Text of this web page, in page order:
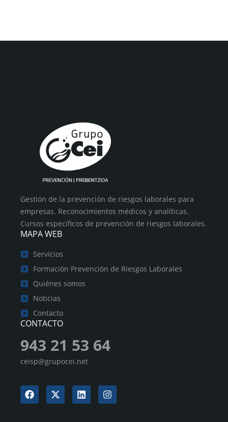
Gestión de la prevención de riesgos laborales para
empresas. Reconocimientos médicos y analíticas.
Cursos específicos de prevención de riesgos laborales.
MAPA WEB
Servicios
Formación Prevención de Riesgos Laborales
Quiénes somos
Noticias
Contacto
CONTACTO
943 21 53 64
ceisp@grupocei.net